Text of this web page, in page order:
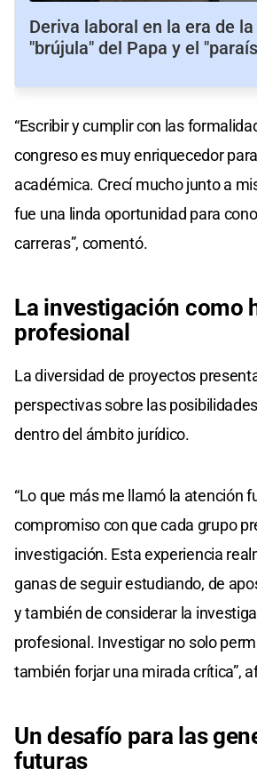
Deriva laboral en la era de
"brújula" del Papa y el
“Escribir y cumplir con las
congreso es muy enriquecedor
académica. Crecí mucho junto a
fue una linda oportunidad para
carreras”, comentó.
La investigación como
profesional
La diversidad de proyectos
perspectivas sobre las
dentro del ámbito jurídico.
“Lo que más me llamó la atención
compromiso con que cada grupo
investigación. Esta experiencia
ganas de seguir estudiando, de
y también de considerar la
profesional. Investigar no solo
también forjar una mirada crítica”,
Un desafío para las
futuras